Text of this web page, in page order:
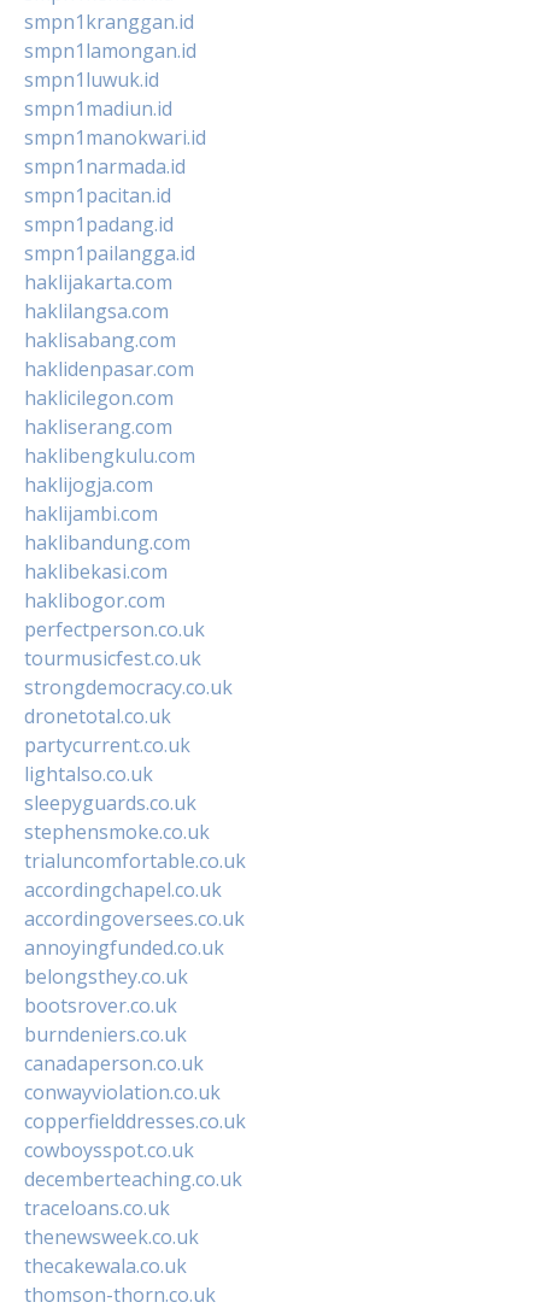
smpn1kranggan.id
smpn1lamongan.id
smpn1luwuk.id
smpn1madiun.id
smpn1manokwari.id
smpn1narmada.id
smpn1pacitan.id
smpn1padang.id
smpn1pailangga.id
haklijakarta.com
haklilangsa.com
haklisabang.com
haklidenpasar.com
haklicilegon.com
hakliserang.com
haklibengkulu.com
haklijogja.com
haklijambi.com
haklibandung.com
haklibekasi.com
haklibogor.com
perfectperson.co.uk
tourmusicfest.co.uk
strongdemocracy.co.uk
dronetotal.co.uk
partycurrent.co.uk
lightalso.co.uk
sleepyguards.co.uk
stephensmoke.co.uk
trialuncomfortable.co.uk
accordingchapel.co.uk
accordingoversees.co.uk
annoyingfunded.co.uk
belongsthey.co.uk
bootsrover.co.uk
burndeniers.co.uk
canadaperson.co.uk
conwayviolation.co.uk
copperfielddresses.co.uk
cowboysspot.co.uk
decemberteaching.co.uk
traceloans.co.uk
thenewsweek.co.uk
thecakewala.co.uk
thomson-thorn.co.uk